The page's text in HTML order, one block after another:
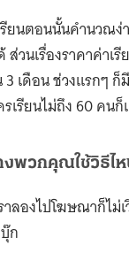
รียนตอนนั้นคำนวณง่
วนเรื่องราคาค่าเ
3 เดือน ช่วงแรกๆ
เรียนไม่ถึง 60 คน
พวกคุณใช้วิธีไ
าลองไปโฆษณาก็ไม่
ก